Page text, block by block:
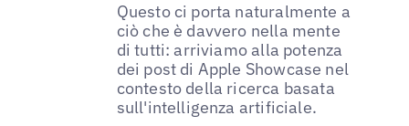
Questo ci porta naturalmente a
ciò che è davvero nella mente
di tutti: arriviamo alla potenza
dei post di Apple Showcase nel
contesto della ricerca basata
sull'intelligenza artificiale.